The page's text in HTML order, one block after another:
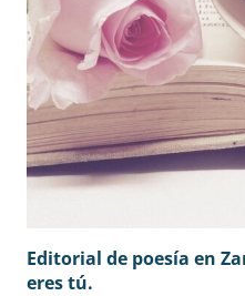
Editorial de poesía en
eres tú.